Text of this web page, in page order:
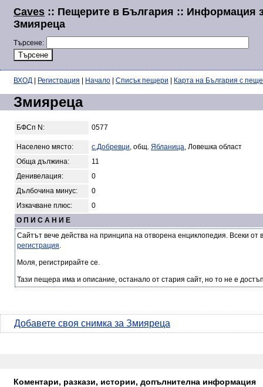
Caves :: Пещерите в България :: Информация
Змияреца
Търсене:
ВХОД Регистрация Начало Списък пещери Карта на България с
Змияреца
БФСп N: 0577
Населено място: с.Добревци, общ. Ябланица, Ловешка област
Обща дължина:
11
Денивелация:
0
Дълбочина минус:
0
Изкачване плюс:
0
О П И С А Н И Е
Сайтът вече действа на принципа на отворена енциклопедия. Всеки
регистрация.
Моля, регистрирайте се.
Тази пещера има и описание, останало от стария сайт, но то не е
Добавете своя снимка за Змияреца
Коментари, разкази, истории, допълнителна информация